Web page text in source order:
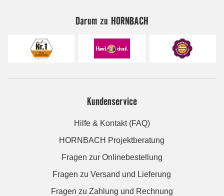
Darum zu HORNBACH
Kundenservice
Hilfe & Kontakt (FAQ)
HORNBACH Projektberatung
Fragen zur Onlinebestellung
Fragen zu Versand und Lieferung
Fragen zu Zahlung und Rechnung